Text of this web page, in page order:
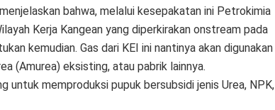
bahwa, melalui kesepakatan ini Petrokimia
Kerja Kangean yang diperkirakan onstream pada
kemudian. Gas dari KEI ini nantinya akan digunakan
(Amurea) eksisting, atau pabrik lainnya.
untuk memproduksi pupuk bersubsidi jenis Urea, NPK,